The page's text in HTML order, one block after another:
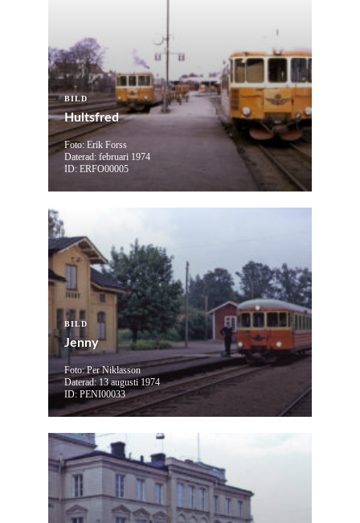
BILD
Hultsfred
Foto: Erik Forss
Daterad: februari 1974
ID: ERFO00005
BILD
Jenny
Foto: Per Niklasson
Daterad: 13 augusti 1974
ID: PENI00033